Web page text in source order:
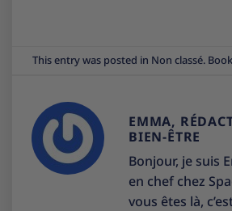
This entry was posted in Non classé.
EMMA,
BIEN-ÊTRE
Bonjour, je suis
en chef chez
vous êtes là,